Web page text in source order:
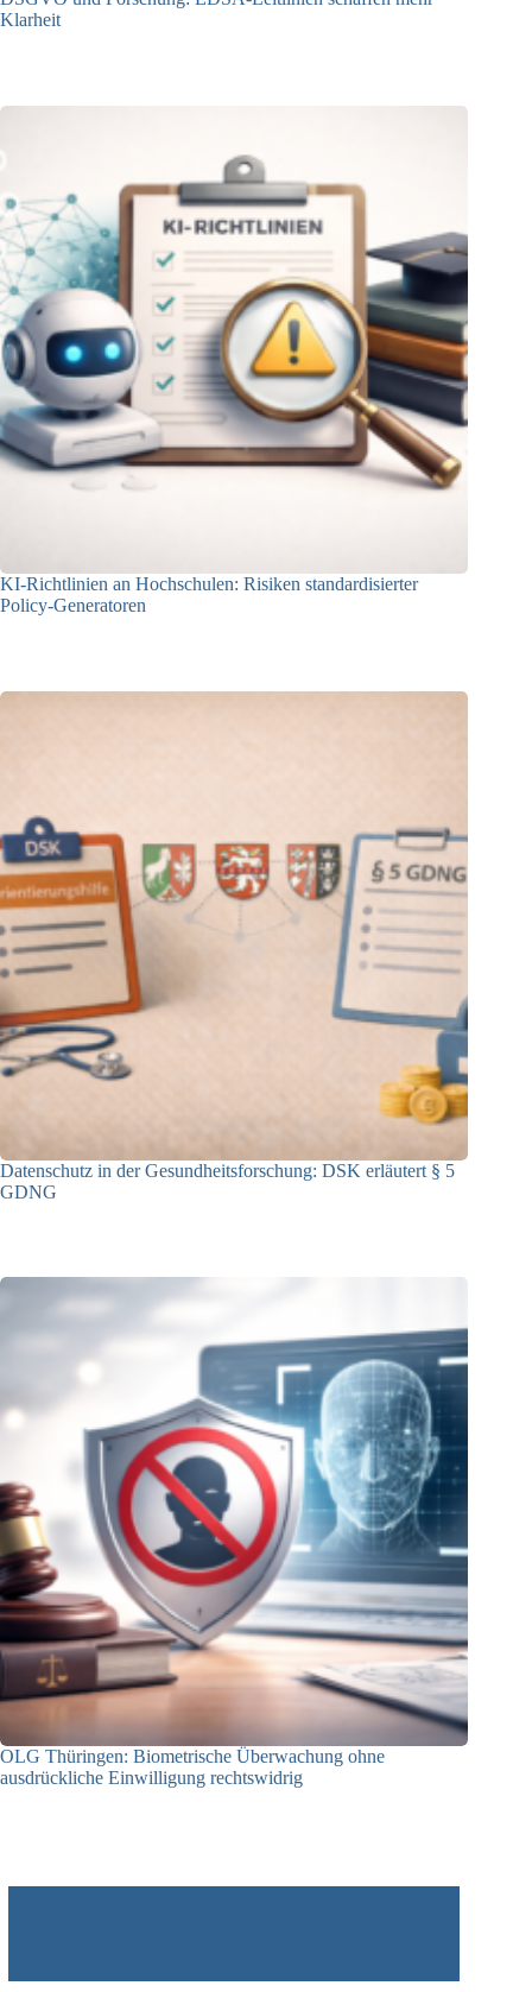
Klarheit
KI-Richtlinien an Hochschulen: Risiken standardisierter
Policy-Generatoren
Datenschutz in der Gesundheitsforschung: DSK erläutert § 5
GDNG
OLG Thüringen: Biometrische Überwachung ohne
ausdrückliche Einwilligung rechtswidrig